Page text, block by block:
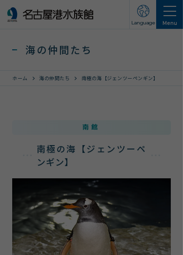
Menu
Language
入館チケット
交通アクセス
名古屋港水族館ってこんなところ
館内案内
イベント紹介
海の仲間たち
ホーム 海の仲間たち 南極の海【ジェンツーペンギン】
南館
南極の海【ジェンツーペ
ンギン】